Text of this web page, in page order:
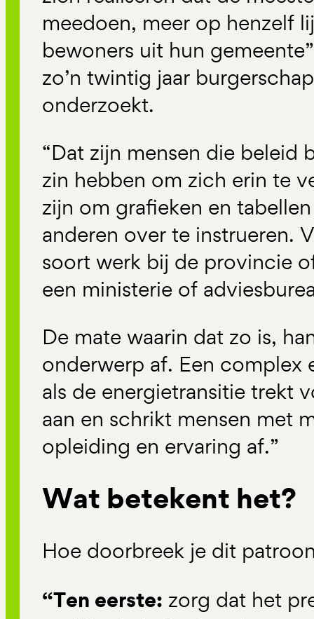
meedoen, meer op henzelf
bewoners uit hun
zo’n twintig jaar
onderzoekt.
“Dat zijn mensen die beleid
zin hebben om zich erin te
zijn om grafieken en
anderen over te instrueren.
soort werk bij de provincie
een ministerie of
De mate waarin dat zo is,
onderwerp af. Een complex
als de energietransitie trekt
aan en schrikt mensen met
opleiding en ervaring af.”
Wat betekent het?
Hoe doorbreek je dit
“Ten eerste: zorg dat het